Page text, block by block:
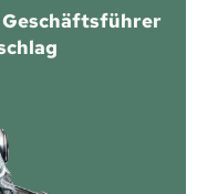
Geschäftsführer